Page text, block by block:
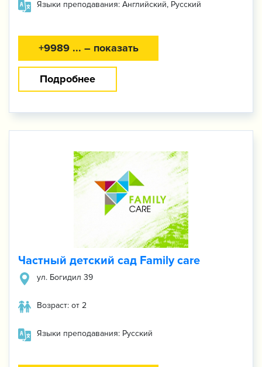
Языки преподавания: Английский, Русский
+9989 ... – показать
Подробнее
Частный детский сад Family care
ул. Богидил 39
Возраст: от 2
Языки преподавания: Русский